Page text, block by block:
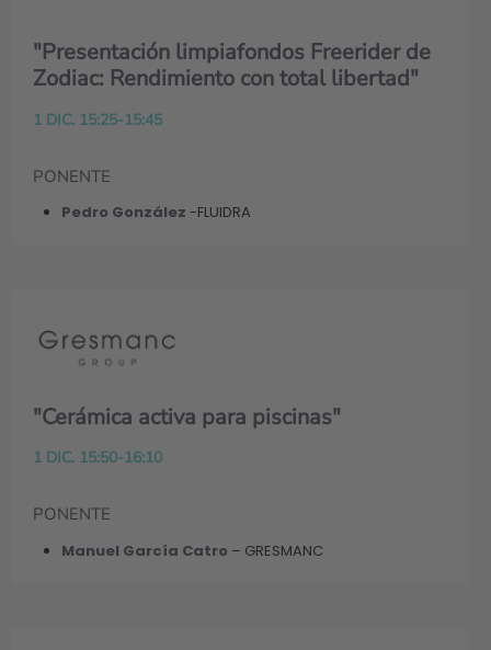
"Presentación limpiafondos Freerider de
Zodiac: Rendimiento con total libertad"
1 DIC. 15:25-15:45
PONENTE
Pedro González -FLUIDRA
"Cerámica activa para piscinas"
1 DIC. 15:50-16:10
PONENTE
Manuel García Catro – GRESMANC